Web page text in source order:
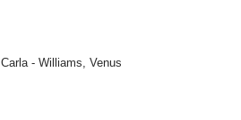
- Williams, Venus